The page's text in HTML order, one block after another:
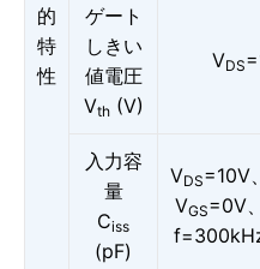
的
特
性
ゲート
しきい
値電圧
Vth(V)
VDS
入力容
量
Ciss
(pF)
VDS=10V、
VGS=0V、